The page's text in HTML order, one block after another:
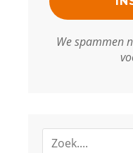
We spammen